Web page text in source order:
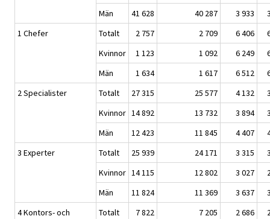
Män
41 628 40 287 3 933
1 Chefer
Totalt 2 757 2 709 6 406
Kvinnor
1 123 1 092 6 249
Män
1 634 1 617 6 512
2 Specialister
Totalt 27 315 25 577 4 132
Kvinnor 14 892 13 732 3 894
Män
12 423 11 845 4 407
3 Experter
Totalt 25 939 24 171 3 315
Kvinnor 14 115 12 802 3 027
Män
11 824 11 369 3 637
4 Kontors- och
Totalt 7 822 7 205 2 686